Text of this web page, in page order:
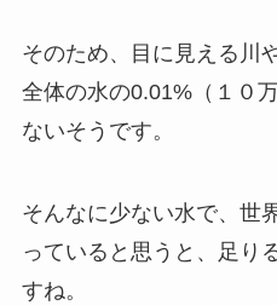
そのため、目に見える川
全体の水の0.01%（１０
ないそうです。
そんなに少ない水で、世
っていると思うと、足り
すね。